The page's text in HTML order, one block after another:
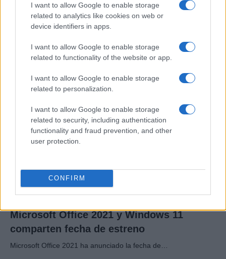
I want to allow Google to enable storage
related to analytics like cookies on web or
device identifiers in apps.
I want to allow Google to enable storage
related to functionality of the website or app.
I want to allow Google to enable storage
related to personalization.
I want to allow Google to enable storage
related to security, including authentication
functionality and fraud prevention, and other
user protection.
CONFIRM
Preview: Marvel Super Hero Squad, más
superhéroes para Nintendo Wii
Los fans de Nintendo Wii y los superhéroes…
CIENCIA Y TECNOLOGÍA
Microsoft Office 2021 y Windows 11
comparten fecha de estreno
Microsoft Office 2021 ha anunciado la fecha de…